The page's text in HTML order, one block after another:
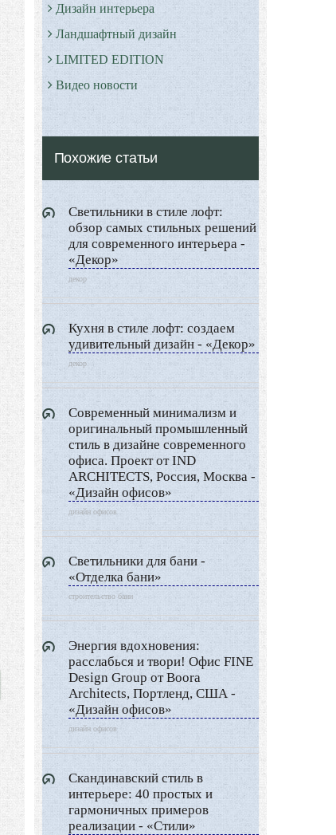
Дизайн интерьера
Ландшафтный дизайн
LIMITED EDITION
Видео новости
Другие услуги
Похожие статьи
Светильники в стиле лофт:
обзор самых стильных решений
для современного интерьера -
«Декор»
декор
Кухня в стиле лофт: создаем
удивительный дизайн - «Декор»
декор
Современный минимализм и
оригинальный промышленный
стиль в дизайне современного
офиса. Проект от IND
ARCHITECTS, Россия, Москва -
«Дизайн офисов»
дизайн офисов
Светильники для бани -
«Отделка бани»
строительство бани
Энергия вдохновения:
расслабься и твори! Офис FINE
Design Group от Boora
Architects, Портленд, США -
«Дизайн офисов»
дизайн офисов
Скандинавский стиль в
интерьере: 40 простых и
гармоничных примеров
реализации - «Стили»